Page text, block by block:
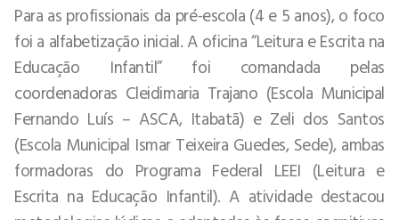
Para as profissionais da pré-escola (4 e 5 anos), o foco
foi a alfabetização inicial. A oficina “Leitura e Escrita na
Educação Infantil” foi comandada pelas
coordenadoras Cleidimaria Trajano (Escola Municipal
Fernando Luís – ASCA, Itabatã) e Zeli dos Santos
(Escola Municipal Ismar Teixeira Guedes, Sede), ambas
formadoras do Programa Federal LEEI (Leitura e
Escrita na Educação Infantil). A atividade destacou